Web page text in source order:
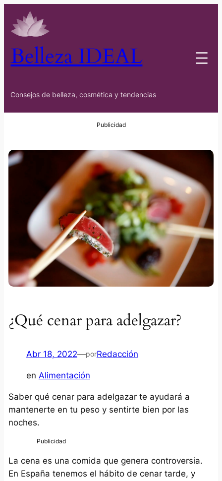
Belleza IDEAL
Consejos de belleza, cosmética y tendencias
¿Qué cenar para adelgazar?
Abr 18, 2022—porRedacción
en Alimentación
Saber qué cenar para adelgazar te ayudará a
mantenerte en tu peso y sentirte bien por las
noches.
La cena es una comida que genera controversia.
En España tenemos el hábito de cenar tarde, y